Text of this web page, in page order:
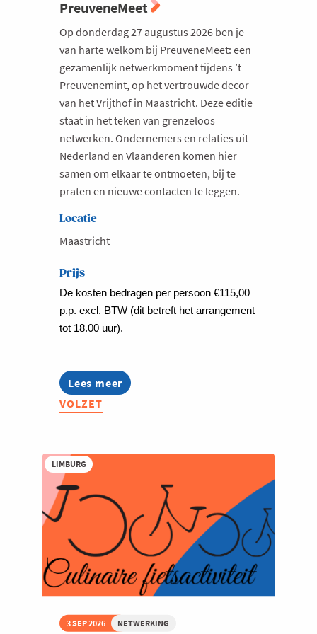
PreuveneMeet
Op donderdag 27 augustus 2026 ben je
van harte welkom bij PreuveneMeet: een
gezamenlijk netwerkmoment tijdens ’t
Preuvenemint, op het vertrouwde decor
van het Vrijthof in Maastricht. Deze editie
staat in het teken van grenzeloos
netwerken. Ondernemers en relaties uit
Nederland en Vlaanderen komen hier
samen om elkaar te ontmoeten, bij te
praten en nieuwe contacten te leggen.
Locatie
Maastricht
Prijs
De kosten bedragen per persoon €115,00
p.p. excl. BTW (dit betreft het arrangement
tot 18.00 uur).
Lees meer
about
Grenzeloos
Netwerkevent
VOLZET
LIMBURG
3 SEP 2026 NETWERKING